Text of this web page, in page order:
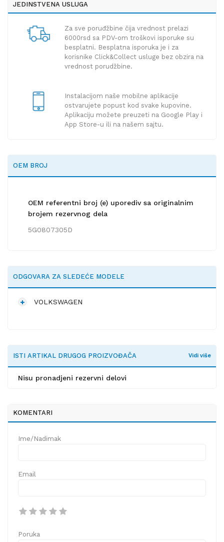
JEDINSTVENA USLUGA
Za sve poruđžbine čija vrednost prelazi
6000rsd sa PDV-om troškovi isporuke su
besplatni. Besplatna isporuka je i za
korisnike Click&Collect usluge bez obzira na
vrednost porudžbine.
Instalacijom naše mobilne aplikacije
ostvarujete popust kod svake kupovine.
Aplikaciju možete preuzeti na Google Play i
App Store-u ili na našem sajtu.
OEM BROJ
OEM referentni broj (e) uporediv sa originalnim
brojem rezervnog dela
5G0807305D
ODGOVARA ZA SLEDEĆE MODELE
VOLKSWAGEN
ISTI ARTIKAL DRUGOG PROIZVOĐAČA Vidi više
Nisu pronadjeni rezervni delovi
KOMENTARI
Ime/Nadimak
Email
Poruka